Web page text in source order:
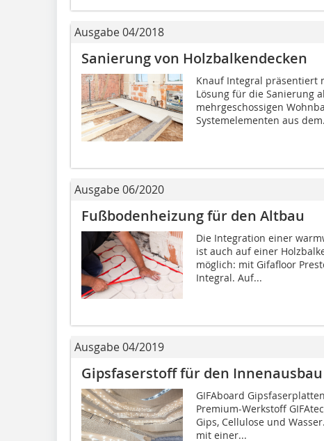
Ausgabe 04/2018
Sanierung von Holzbalkendecken
Knauf Integral präsentiert
Lösung für die Sanierung
mehrgeschossigen
Systemelementen aus
Ausgabe 06/2020
Fußbodenheizung für den Altbau
Die Integration einer
ist auch auf einer
möglich: mit Gifafloor
Integral. Auf...
Ausgabe 04/2019
Gipsfaserstoff für den Innenausbau
GIFAboard
Premium-Werkstoff
Gips, Cellulose und
mit einer...